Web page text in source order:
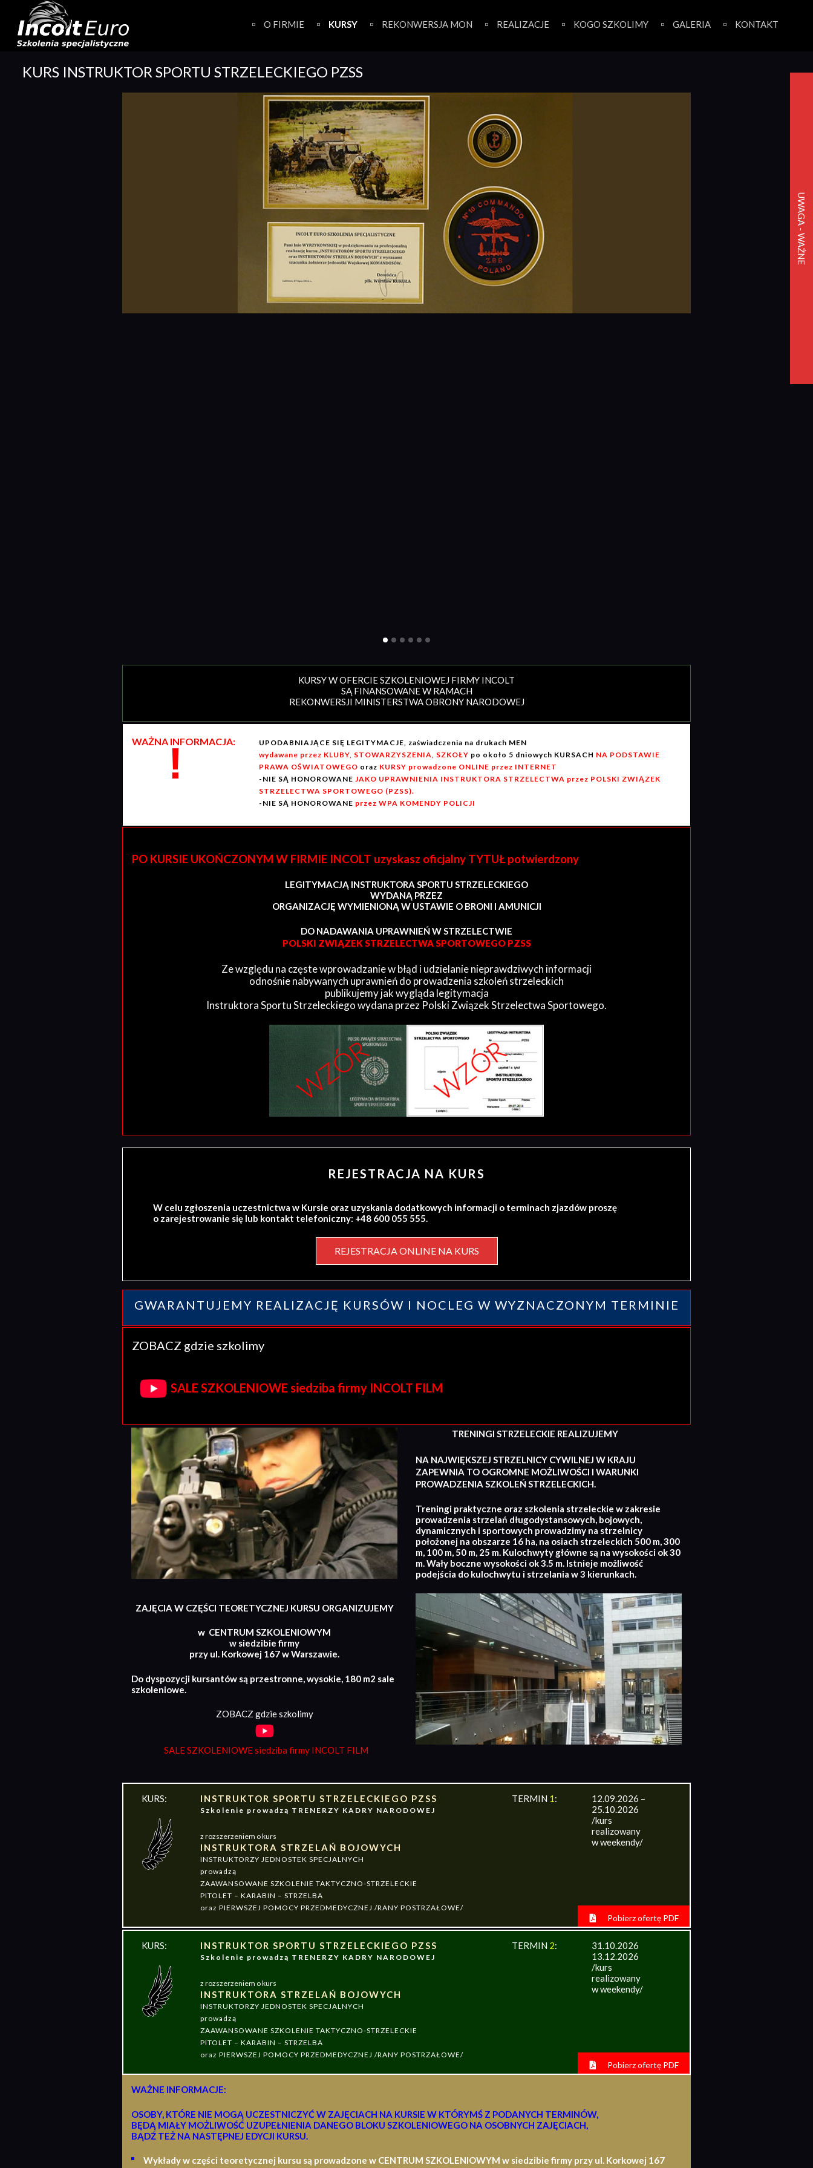
content
O FIRMIE KURSY REKONWERSJA MON REALIZACJE KOGO SZKOLIMY GALERIA KONTAKT
KURS INSTRUKTOR SPORTU STRZELECKIEGO PZSS
KURSY W OFERCIE SZKOLENIOWEJ FIRMY INCOLT
SĄ FINANSOWANE W RAMACH
REKONWERSJI MINISTERSTWA OBRONY NARODOWEJ
WAŻNA INFORMACJA:
!
UPODABNIAJĄCE SIĘ LEGITYMACJE, zaświadczenia na drukach MEN
wydawane przez KLUBY, STOWARZYSZENIA, SZKOŁY po około 5 dniowych KURSACH NA PODSTAWIE
PRAWA OŚWIATOWEGO oraz KURSY prowadzone ONLINE przez INTERNET
-NIE SĄ HONOROWANE JAKO UPRAWNIENIA INSTRUKTORA STRZELECTWA przez POLSKI ZWIĄZEK
STRZELECTWA SPORTOWEGO (PZSS).
-NIE SĄ HONOROWANE przez WPA KOMENDY POLICJI
PO KURSIE UKOŃCZONYM W FIRMIE INCOLT uzyskasz oficjalny TYTUŁ potwierdzony
LEGITYMACJĄ INSTRUKTORA SPORTU STRZELECKIEGO
WYDANĄ PRZEZ
ORGANIZACJĘ WYMIENIONĄ W USTAWIE O BRONI I AMUNICJI
DO NADAWANIA UPRAWNIEŃ W STRZELECTWIE
POLSKI ZWIĄZEK STRZELECTWA SPORTOWEGO PZSS
Ze względu na częste wprowadzanie w błąd i udzielanie nieprawdziwych informacji
odnośnie nabywanych uprawnień do prowadzenia szkoleń strzeleckich
publikujemy jak wygląda legitymacja
Instruktora Sportu Strzeleckiego wydana przez Polski Związek Strzelectwa Sportowego.
REJESTRACJA NA KURS
W celu zgłoszenia uczestnictwa w Kursie oraz uzyskania dodatkowych informacji o terminach zjazdów proszę
o zarejestrowanie się lub kontakt telefoniczny: +48 600 055 555.
REJESTRACJA ONLINE NA KURS
GWARANTUJEMY REALIZACJĘ KURSÓW I NOCLEG W WYZNACZONYM TERMINIE
ZOBACZ gdzie szkolimy
SALE SZKOLENIOWE siedziba firmy INCOLT FILM
TRENINGI STRZELECKIE REALIZUJEMY
NA NAJWIĘKSZEJ STRZELNICY CYWILNEJ W KRAJU
ZAPEWNIA TO OGROMNE MOŻLIWOŚCI I WARUNKI
PROWADZENIA SZKOLEŃ STRZELECKICH.
Treningi praktyczne oraz szkolenia strzeleckie w zakresie
prowadzenia strzelań długodystansowych, bojowych,
dynamicznych i sportowych prowadzimy na strzelnicy
położonej na obszarze 16 ha, na osiach strzeleckich 500 m, 300
m, 100 m, 50 m, 25 m. Kulochwyty główne są na wysokości ok 30
m. Wały boczne wysokości ok 3.5 m. Istnieje możliwość
podejścia do kulochwytu i strzelania w 3 kierunkach.
ZAJĘCIA W CZĘŚCI TEORETYCZNEJ KURSU ORGANIZUJEMY
w CENTRUM SZKOLENIOWYM
w siedzibie firmy
przy ul. Korkowej 167 w Warszawie.
Do dyspozycji kursantów są przestronne, wysokie, 180 m2 sale
szkoleniowe.
ZOBACZ gdzie szkolimy
SALE SZKOLENIOWE siedziba firmy INCOLT FILM
KURS: INSTRUKTOR SPORTU STRZELECKIEGO PZSS
Szkolenie prowadzą TRENERZY KADRY NARODOWEJ
z rozszerzeniem o kurs
INSTRUKTORA STRZELAŃ BOJOWYCH
INSTRUKTORZY JEDNOSTEK SPECJALNYCH
prowadzą
ZAAWANSOWANE SZKOLENIE TAKTYCZNO-STRZELECKIE
PITOLET – KARABIN – STRZELBA
oraz PIERWSZEJ POMOCY PRZEDMEDYCZNEJ /RANY POSTRZAŁOWE/
TERMIN 1:
12.09.2026 –
25.10.2026
/kurs
realizowany
w weekendy/
Pobierz ofertę PDF
KURS: INSTRUKTOR SPORTU STRZELECKIEGO PZSS
Szkolenie prowadzą TRENERZY KADRY NARODOWEJ
z rozszerzeniem o kurs
INSTRUKTORA STRZELAŃ BOJOWYCH
INSTRUKTORZY JEDNOSTEK SPECJALNYCH
prowadzą
ZAAWANSOWANE SZKOLENIE TAKTYCZNO-STRZELECKIE
PITOLET – KARABIN – STRZELBA
oraz PIERWSZEJ POMOCY PRZEDMEDYCZNEJ /RANY POSTRZAŁOWE/
TERMIN 2:
31.10.2026
13.12.2026
/kurs
realizowany
w weekendy/
Pobierz ofertę PDF
WAŻNE INFORMACJE:
OSOBY, KTÓRE NIE MOGĄ UCZESTNICZYĆ W ZAJĘCIACH NA KURSIE W KTÓRYMŚ Z PODANYCH TERMINÓW,
BĘDĄ MIAŁY MOŻLIWOŚĆ UZUPEŁNIENIA DANEGO BLOKU SZKOLENIOWEGO NA OSOBNYCH ZAJĘCIACH,
BĄDŹ TEŻ NA NASTĘPNEJ EDYCJI KURSU.
Wykłady w części teoretycznej kursu są prowadzone w CENTRUM SZKOLENIOWYM w siedzibie firmy przy ul. Korkowej 167
UWAGA - WAŻNE